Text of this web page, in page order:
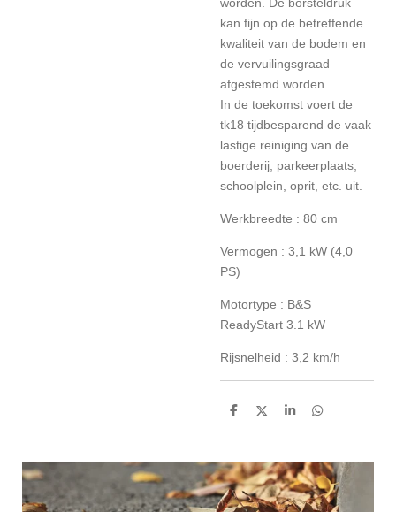
kan fijn op de betreffende
kwaliteit van de bodem en
de vervuilingsgraad
afgestemd worden.
In de toekomst voert de
tk18 tijdbesparend de vaak
lastige reiniging van de
boerderij, parkeerplaats,
schoolplein, oprit, etc. uit.
Werkbreedte : 80 cm
Vermogen : 3,1 kW (4,0
PS)
Motortype : B&S
ReadyStart 3.1 kW
Rijsnelheid : 3,2 km/h
D
n
D
S
e
D
n